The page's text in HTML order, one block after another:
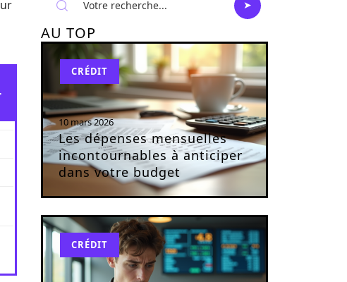
AU TOP
CRÉDIT
10 mars 2026
Les dépenses mensuelles
incontournables à anticiper
dans votre budget
CRÉDIT